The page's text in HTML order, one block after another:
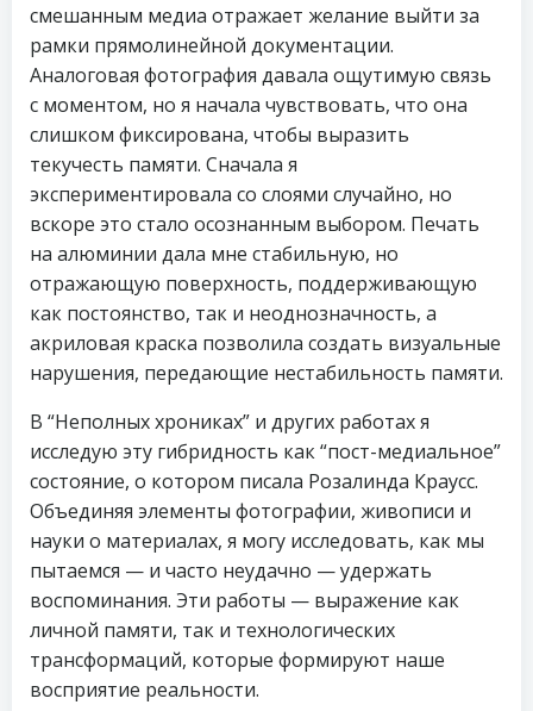
смешанным медиа отражает желание выйти за
рамки прямолинейной документации.
Аналоговая фотография давала ощутимую связь
с моментом, но я начала чувствовать, что она
слишком фиксирована, чтобы выразить
текучесть памяти. Сначала я
экспериментировала со слоями случайно, но
вскоре это стало осознанным выбором. Печать
на алюминии дала мне стабильную, но
отражающую поверхность, поддерживающую
как постоянство, так и неоднозначность, а
акриловая краска позволила создать визуальные
нарушения, передающие нестабильность памяти.
В “Неполных хрониках” и других работах я
исследую эту гибридность как “пост-медиальное”
состояние, о котором писала Розалинда Краусс.
Объединяя элементы фотографии, живописи и
науки о материалах, я могу исследовать, как мы
пытаемся — и часто неудачно — удержать
воспоминания. Эти работы — выражение как
личной памяти, так и технологических
трансформаций, которые формируют наше
восприятие реальности.